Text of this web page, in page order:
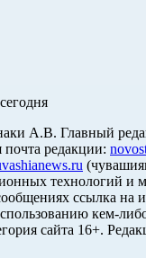
А.В. Главный
редакции:
технологий
ссылка на
кем-
сайта 16+.